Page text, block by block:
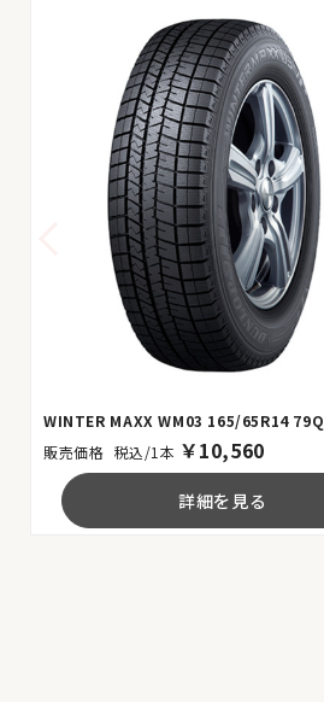
WINTER MAXX WM03 165/65R14 79Q
税込/1本 ￥10,560
詳細を見る